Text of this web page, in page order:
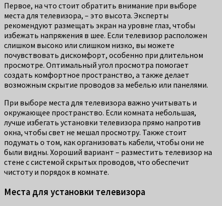
Первое, на что стоит обратить внимание при выборе
места для телевизора, – это высота. Эксперты
рекомендуют размещать экран на уровне глаз, чтобы
избежать напряжения в шее. Если телевизор расположен
слишком высоко или слишком низко, вы можете
почувствовать дискомфорт, особенно при длительном
просмотре. Оптимальный угол просмотра помогает
создать комфортное пространство, а также делает
возможным скрытие проводов за мебелью или панелями.
При выборе места для телевизора важно учитывать и
окружающее пространство. Если комната небольшая,
лучше избегать установки телевизора прямо напротив
окна, чтобы свет не мешал просмотру. Также стоит
подумать о том, как организовать кабели, чтобы они не
были видны. Хороший вариант – разместить телевизор на
стене с системой скрытых проводов, что обеспечит
чистоту и порядок в комнате.
Места для установки телевизора